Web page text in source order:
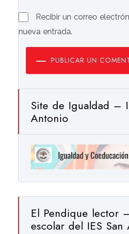
Recibir un correo
nueva entrada.
PUBLICAR UN
Site de Igualdad –
Antonio
El Pendique lector
escolar del IES San